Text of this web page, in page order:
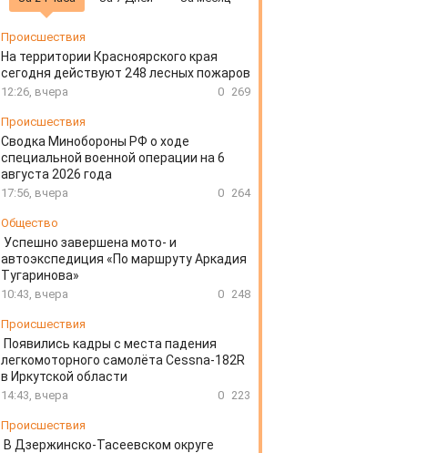
Происшествия
На территории Красноярского края
сегодня действуют 248 лесных пожаров
12:26, вчера 0 269
Происшествия
Сводка Минобороны РФ о ходе
специальной военной операции на 6
августа 2026 года
17:56, вчера 0 264
Общество
Успешно завершена мото- и
автоэкспедиция «По маршруту Аркадия
Тугаринова»
10:43, вчера 0 248
Происшествия
Появились кадры с места падения
легкомоторного самолёта Cessna-182R
в Иркутской области
14:43, вчера 0 223
Происшествия
В Дзержинско-Тасеевском округе